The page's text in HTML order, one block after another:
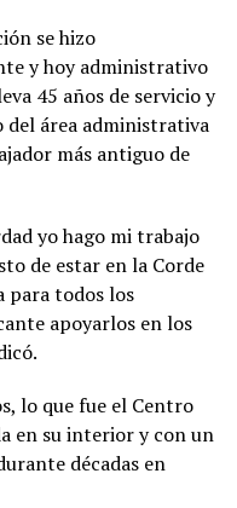
se hizo
y hoy administrativo
45 años de servicio y
del área administrativa
más antiguo de
yo hago mi trabajo
de estar en la Corde
para todos los
apoyarlos en los
lo que fue el Centro
en su interior y con un
décadas en